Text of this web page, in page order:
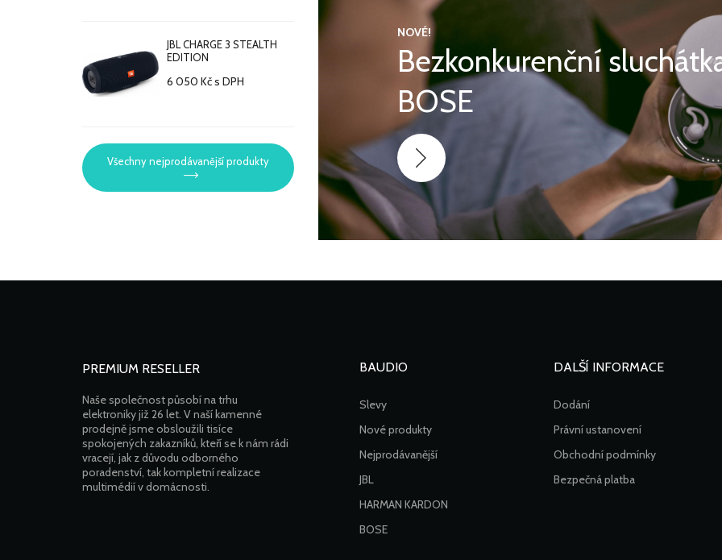
JBL CHARGE 3 STEALTH
EDITION
6 050 Kčs DPH
Všechny nejprodávanější produkty
NOVÉ!
Bezkonkurenční
BOSE
PREMIUM RESELLER
Naše společnost působí na trhu
elektroniky již 26 let. V naší kamenné
prodejně jsme obsloužili tisíce
spokojených zakazníků, kteří se k nám rádi
vracejí, jak z důvodu odborného
poradenství, tak kompletní realizace
multimédií v domácnosti.
BAUDIO
Slevy
Nové produkty
Nejprodávanější
JBL
HARMAN KARDON
BOSE
DALŠÍ INFORMACE
Dodání
Právní ustanovení
Obchodní podmínky
Bezpečná platba